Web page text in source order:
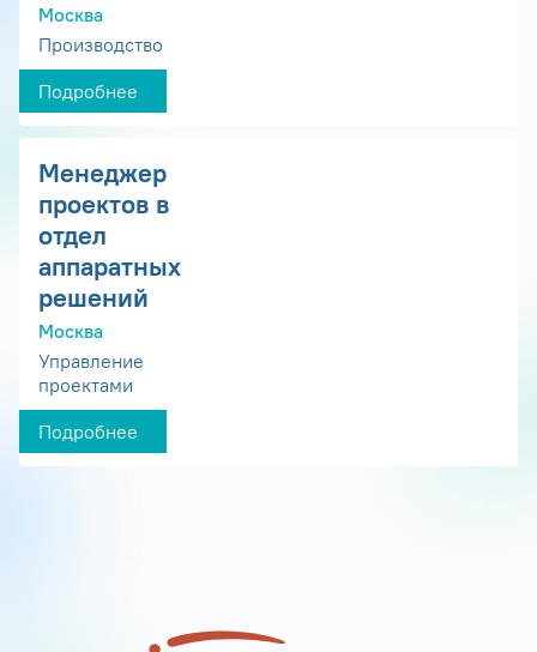
Москва
Производство
Подробнее
Менеджер
проектов в
отдел
аппаратных
решений
Москва
Управление
проектами
Подробнее